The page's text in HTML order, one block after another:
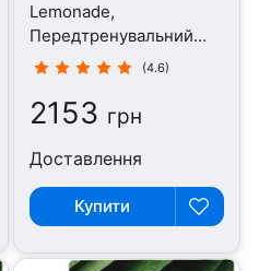
Lemonade,
Передтренувальний
комплекс, 314 г(4.6)
2153 грн
Доставлення
Купити